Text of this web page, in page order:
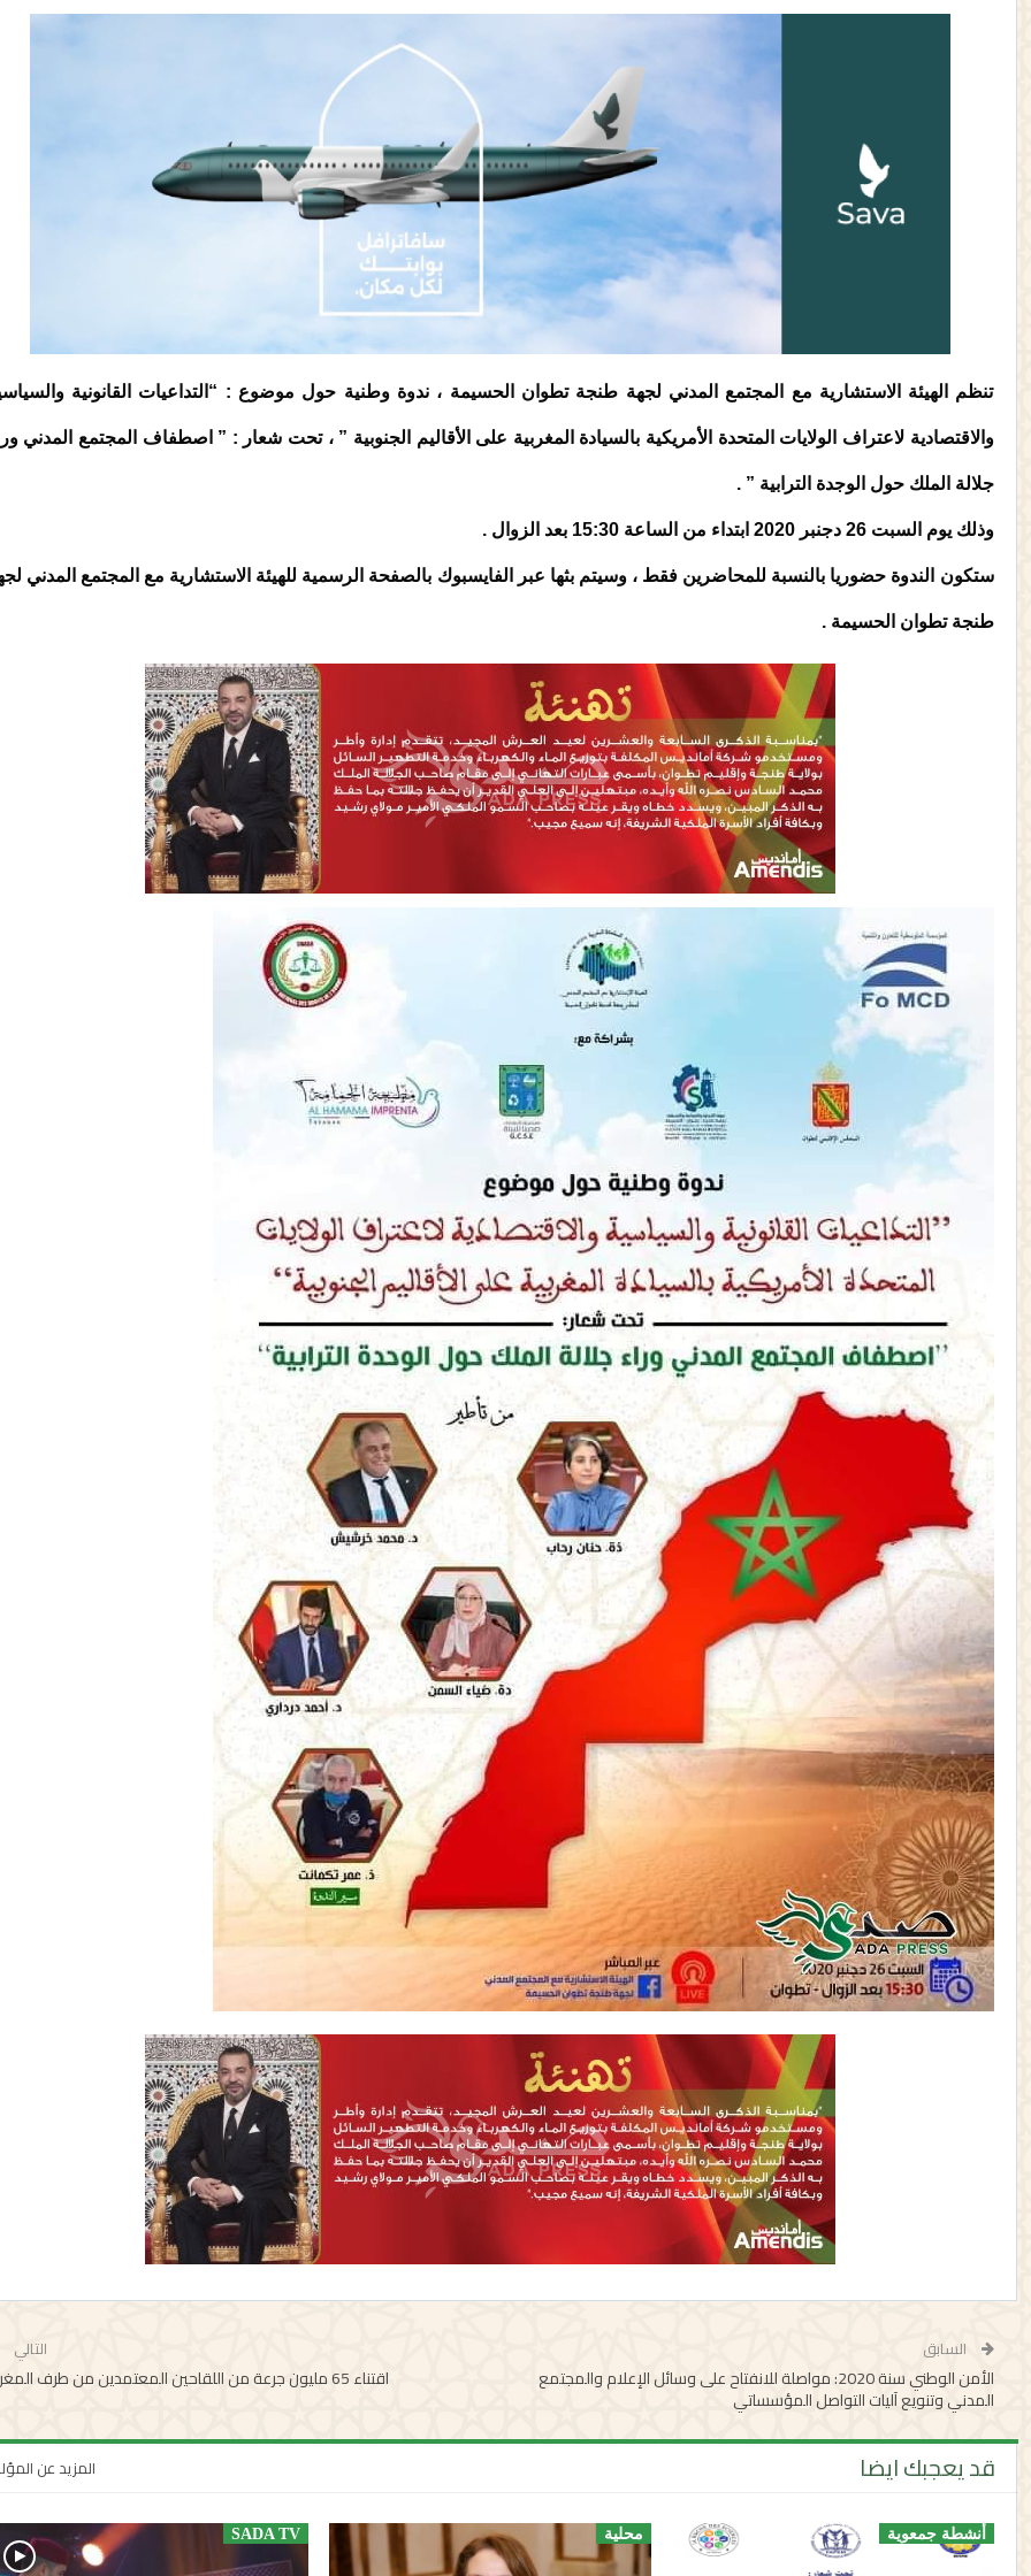
تنظم الهيئة الاستشارية مع المجتمع المدني لجهة طنجة تطوان الحسيمة ، ندوة وطنية حول موضوع : “التداعيات القانونية
والاقتصادية لاعتراف الولايات المتحدة الأمريكية بالسيادة المغربية على الأقاليم الجنوبية ” ، تحت شعار : ” اصطفاف المجتمع المدني
جلالة الملك حول الوجدة الترابية ” .
وذلك يوم السبت 26 دجنبر 2020 ابتداء من الساعة 15:30 بعد الزوال .
ستكون الندوة حضوريا بالنسبة للمحاضرين فقط ، وسيتم بثها عبر الفايسبوك بالصفحة الرسمية للهيئة الاستشارية مع المجتمع المدني
طنجة تطوان الحسيمة .
السابق
الأمن الوطني سنة 2020: مواصلة للانفتاح على وسائل الإعلام والمجتمع
المدني وتنويع آليات التواصل المؤسساتي
التالي
اقتناء 65 مليون جرعة من اللقاحين المعتمدين من طرف المغرب
قد يعجبك ايضا المزيد عن
أنشطة جمعوية محلية SADA TV